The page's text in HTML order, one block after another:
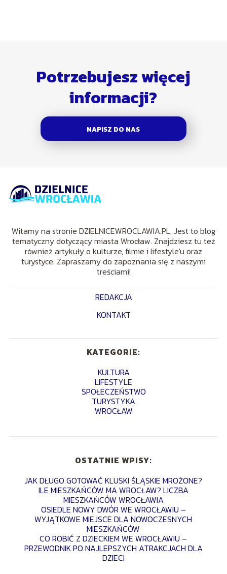
Potrzebujesz więcej
informacji?
NAPISZ DO NAS
Witamy na stronie DZIELNICEWROCLAWIA.PL. Jest to blog
tematyczny dotyczący miasta Wrocław. Znajdziesz tu też
również artykuły o kulturze, filmie i lifestyle'u oraz
turystyce. Zapraszamy do zapoznania się z naszymi
treściami!
REDAKCJA
KONTAKT
KATEGORIE:
KULTURA
LIFESTYLE
SPOŁECZEŃSTWO
TURYSTYKA
WROCŁAW
OSTATNIE WPISY:
JAK DŁUGO GOTOWAĆ KLUSKI ŚLĄSKIE MROŻONE?
ILE MIESZKAŃCÓW MA WROCŁAW? LICZBA
MIESZKAŃCÓW WROCŁAWIA
OSIEDLE NOWY DWÓR WE WROCŁAWIU –
WYJĄTKOWE MIEJSCE DLA NOWOCZESNYCH
MIESZKAŃCÓW
CO ROBIĆ Z DZIECKIEM WE WROCŁAWIU –
PRZEWODNIK PO NAJLEPSZYCH ATRAKCJACH DLA
DZIECI